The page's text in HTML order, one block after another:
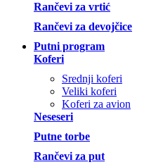
Rančevi za vrtić
Rančevi za devojčice
Putni program
Koferi
Srednji koferi
Veliki koferi
Koferi za avion
Neseseri
Putne torbe
Rančevi za put